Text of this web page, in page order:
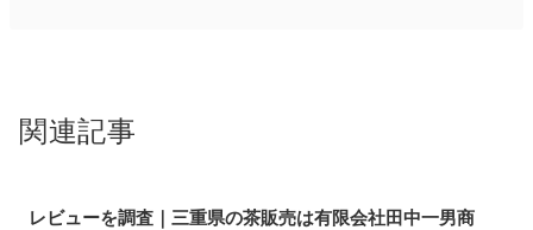
関連記事
レビューを調査｜三重県の茶販売は有限会社田中一男商